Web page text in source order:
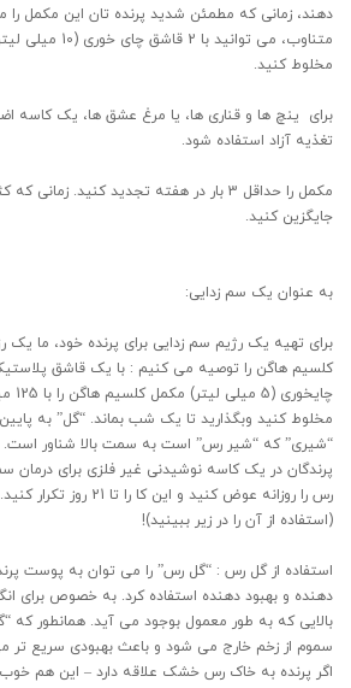
دهند، زمانی که مطمئن شدید پرنده تان این مکمل
متناوب، می توانید
مخلوط کنید.
برای ینچ ها و قناری ها، یا مرغ عشق ها، یک کاسه
تغذیه آزاد استفاده شود.
مکمل را حداقل 3 بار در هفته تجدید کنید.
جایگزین کنید.
به عنوان یک سم زدایی:
مخلوط کنید وبگذارید تا یک شب بماند. “گل” به
“شیری” که “شیر رس” است به سمت بالا شناور است.
پرندگان در یک کاسه نوشیدنی غیر فلزی برای درمان
رس را روزانه عوض کنید و این
(استفاده از آن را در زیر ببینید)!
استفاده از گل رس : “گل رس” را می توان به پوست
دهنده و بهبود دهنده استفاده کرد. به خصوص برای
بالایی که به طور معمول بوجود می آید. همانطور
سموم از زخم خارج می شود و باعث بهبودی سریع تر
اگر پرنده به خاک رس خشک علاقه دارد – این هم